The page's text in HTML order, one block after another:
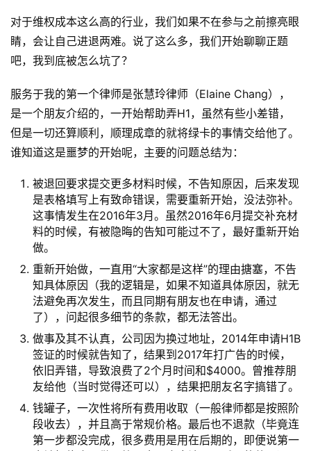
栏
对于维权成本这么高的行业，我们如果不在参与之前擦亮眼
睛，会让自己进退两难。说了这么多，我们开始聊聊正题
吧，我到底被怎么坑了？
服务于我的第一个律师是张慧玲律师（Elaine Chang），
是一个朋友介绍的，一开始帮助弄H1，虽然有些小差错，
但是一切还算顺利，顺理成章的就将绿卡的事情交给他了。
谁知道这是噩梦的开始呢，主要的问题总结为：
被退回要求提交更多材料时候，不告知原因，后来发现
是表格填写上有致命错误，需要重新开始，没法弥补。
这事情发生在2016年3月。虽然2016年6月提交补充材
料的时候，有被隐晦的告知可能过不了，最好重新开始
做。
重新开始做，一直用“大家都是这样”的理由搪塞，不告
知具体原因（我的逻辑是，如果不知道具体原因，就无
法避免再次发生，而且同期有朋友也在申请，通过
了），问起很多细节的条款，都无法答出。
做事及其不认真，公司因为换过地址，2014年申请H1B
签证的时候就告知了，结果到2017年打广告的时候，
依旧弄错，导致浪费了2个月时间和$4000。曾推荐朋
友给他（当时觉得还可以），结果把朋友名字搞错了。
钱罐子，一次性将所有费用收取（一般律师都是按照阶
段收去），并且高于常规价格。最后也不退款（毕竟连
第一步都没完成，很多费用是用在后期的，即便说第一